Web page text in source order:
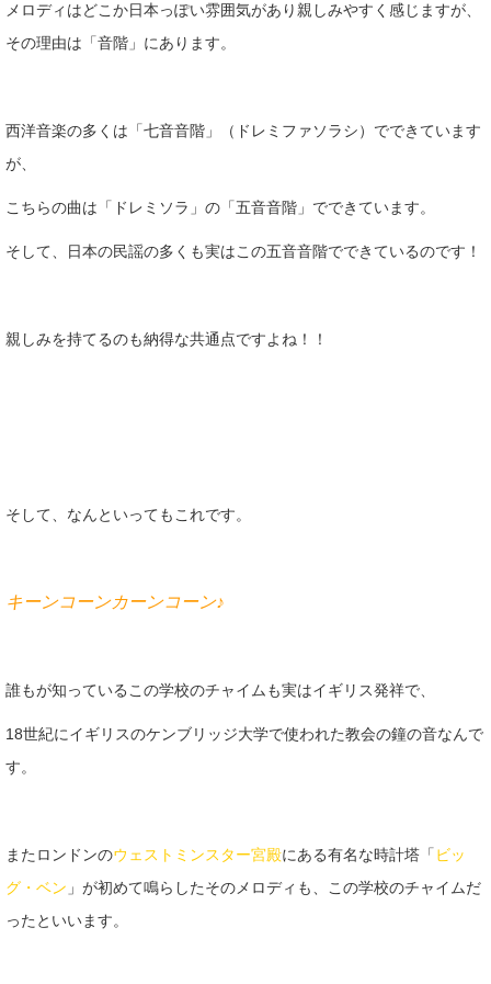
メロディはどこか日本っぽい雰囲気があり親しみやすく感じますが、
その理由は「音階」にあります。
西洋音楽の多くは「七音音階」（ドレミファソラシ）でできています
が、
こちらの曲は「ドレミソラ」の「五音音階」でできています。
そして、日本の民謡の多くも実はこの五音音階でできているのです！
親しみを持てるのも納得な共通点ですよね！！
そして、なんといってもこれです。
キーンコーンカーンコーン♪
誰もが知っているこの学校のチャイムも実はイギリス発祥で、
18世紀にイギリスのケンブリッジ大学で使われた教会の鐘の音なんで
す。
またロンドンのウェストミンスター宮殿にある有名な時計塔「 ビッ
グ・ベン 」が初めて鳴らしたそのメロディも、この学校のチャイムだ
ったといいます。